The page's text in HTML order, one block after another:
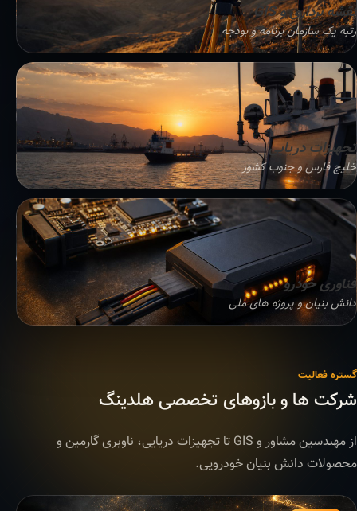
نقشه برداری و GIS
رتبه یک سازمان برنامه و بودجه
تجهیزات دریایی
خلیج فارس و جنوب کشور
فناوری خودرو
دانش بنیان و پروژه های ملی
گستره فعالیت
شرکت ها و بازوهای تخصصی هلدینگ
از مهندسین مشاور و GIS تا تجهیزات دریایی، ناوبری گارمین و
محصولات دانش بنیان خودرویی.